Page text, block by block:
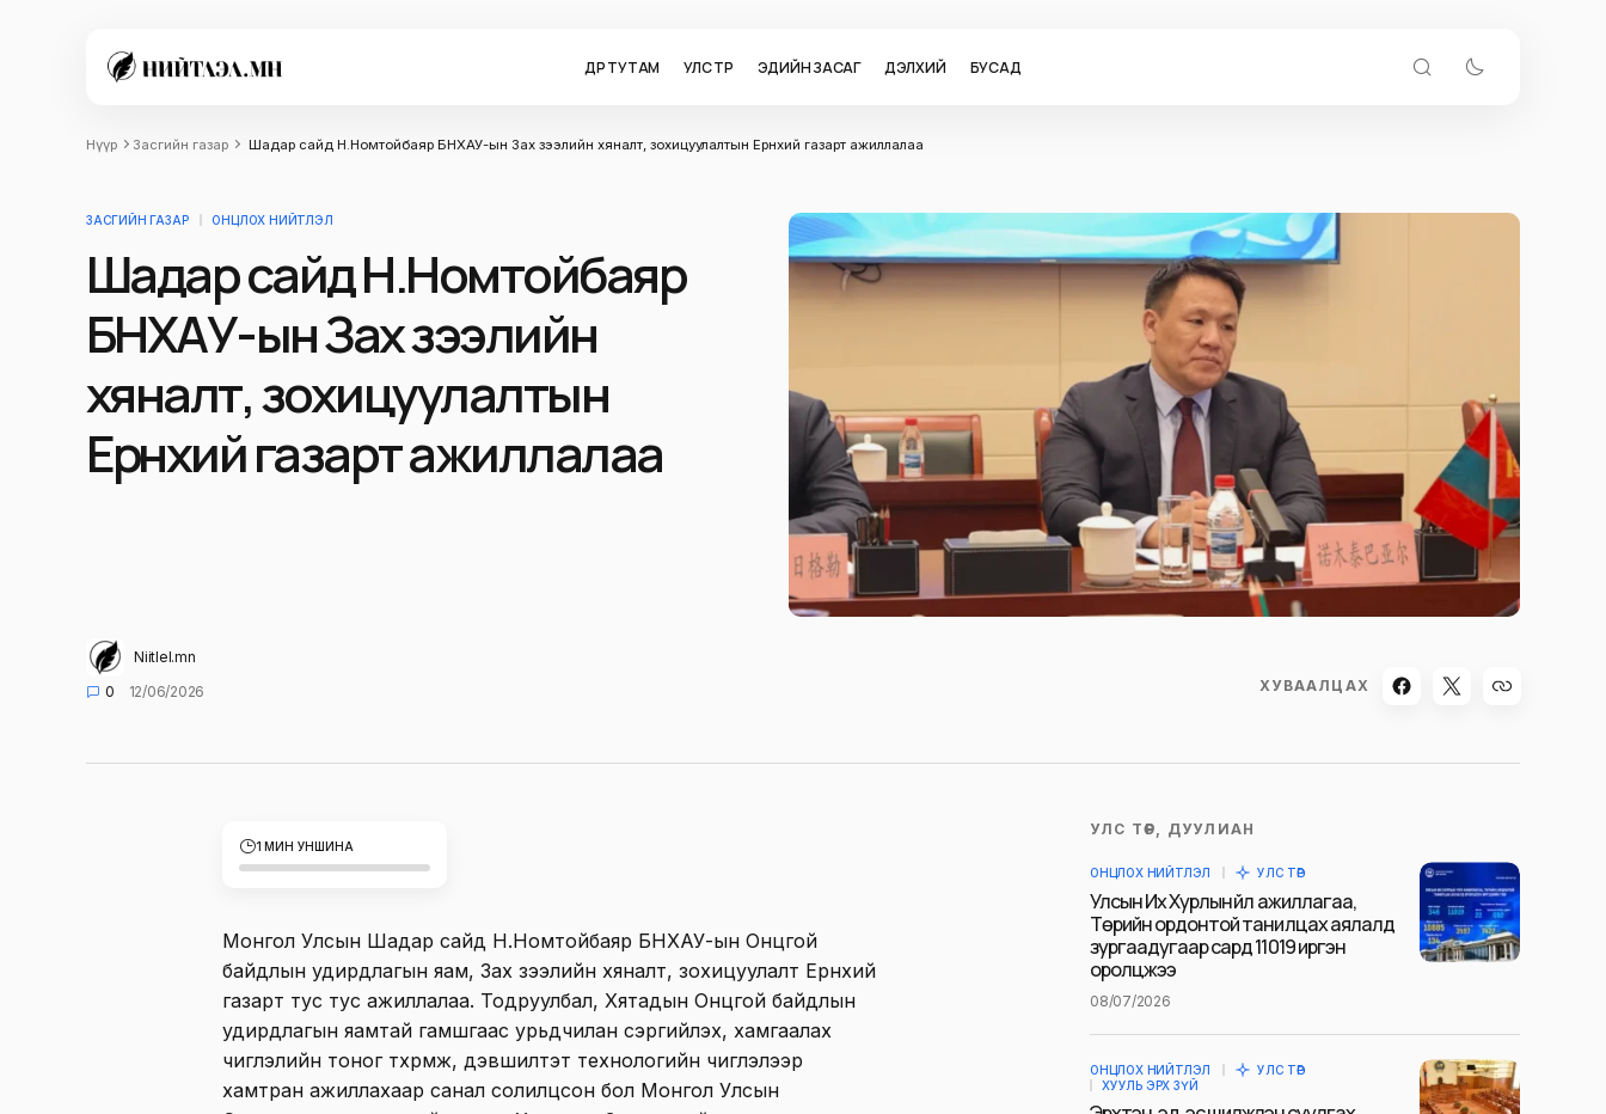
ӨДӨР ТУТАМ УЛС ТӨР ЭДИЙН ЗАСАГ ДЭЛХИЙ БУСАД
Нүүр Засгийн газар Шадар сайд Н.Номтойбаяр БНХАУ-ын Зах зээлийн хяналт, зохицуулалтын Ерөнхий газарт ажиллалаа
ЗАСГИЙН ГАЗАР ОНЦЛОХ НИЙТЛЭЛ
Шадар сайд Н.Номтойбаяр
БНХАУ-ын Зах зээлийн
хяналт, зохицуулалтын
Ерөнхий газарт ажиллалаа
Niitlel.mn
0
12/06/2026 ХУВААЛЦАХ
1 МИН УНШИНА
Монгол Улсын Шадар сайд Н.Номтойбаяр БНХАУ-ын Онцгой
байдлын удирдлагын яам, Зах зээлийн хяналт, зохицуулалт Ерөнхий
газарт тус тус ажиллалаа. Тодруулбал, Хятадын Онцгой байдлын
удирдлагын яамтай гамшгаас урьдчилан сэргийлэх, хамгаалах
чиглэлийн тоног төхөөрөмж, дэвшилтэт технологийн чиглэлээр
хамтран ажиллахаар санал солилцсон бол Монгол Улсын
УЛС ТӨР, ДУУЛИАН
ОНЦЛОХ НИЙТЛЭЛ УЛС ТӨР
Улсын Их Хурлын үйл ажиллагаа,
Төрийн ордонтой танилцах аялалд
зургаадугаар сард 11019 иргэн
оролцжээ
08/07/2026
ОНЦЛОХ НИЙТЛЭЛ
УЛС ТӨР
ХУУЛЬ ЭРХ ЗҮЙ